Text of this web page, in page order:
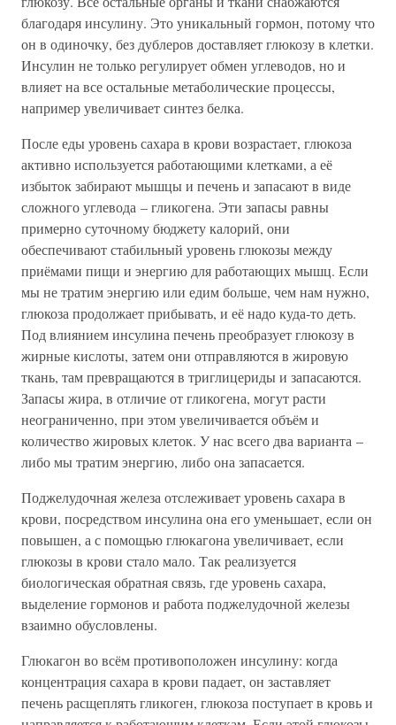
благодаря инсулину. Это уникальный гормон, потому что
он в одиночку, без дублеров доставляет глюкозу в клетки.
Инсулин не только регулирует обмен углеводов, но и
влияет на все остальные метаболические процессы,
например увеличивает синтез белка.
После еды уровень сахара в крови возрастает, глюкоза
активно используется работающими клетками, а её
избыток забирают мышцы и печень и запасают в виде
сложного углевода – гликогена. Эти запасы равны
примерно суточному бюджету калорий, они
обеспечивают стабильный уровень глюкозы между
приёмами пищи и энергию для работающих мышц. Если
мы не тратим энергию или едим больше, чем нам нужно,
глюкоза продолжает прибывать, и её надо куда-то деть.
Под влиянием инсулина печень преобразует глюкозу в
жирные кислоты, затем они отправляются в жировую
ткань, там превращаются в триглицериды и запасаются.
Запасы жира, в отличие от гликогена, могут расти
неограниченно, при этом увеличивается объём и
количество жировых клеток. У нас всего два варианта –
либо мы тратим энергию, либо она запасается.
Поджелудочная железа отслеживает уровень сахара в
крови, посредством инсулина она его уменьшает, если он
повышен, а с помощью глюкагона увеличивает, если
глюкозы в крови стало мало. Так реализуется
биологическая обратная связь, где уровень сахара,
выделение гормонов и работа поджелудочной железы
взаимно обусловлены.
Глюкагон во всём противоположен инсулину: когда
концентрация сахара в крови падает, он заставляет
печень расщеплять гликоген, глюкоза поступает в кровь и